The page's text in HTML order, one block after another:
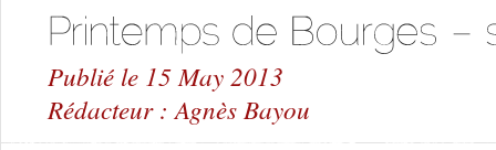
Publié le 15 May 2013
Rédacteur : Agnès Bayou